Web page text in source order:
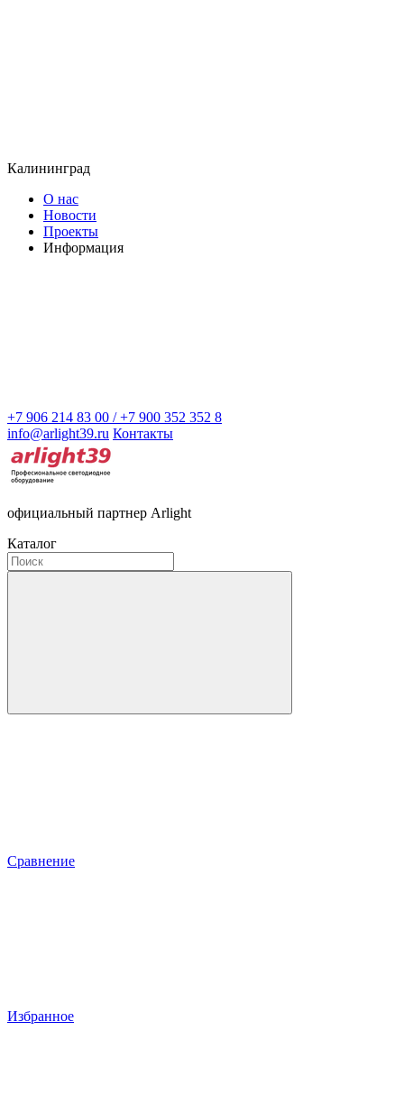
Калининград
О нас
Новости
Проекты
Информация
+7 906 214 83 00 / +7 900 352 352 8
info@arlight39.ru Контакты
официальный партнер Arlight
Каталог
Сравнение
Избранное